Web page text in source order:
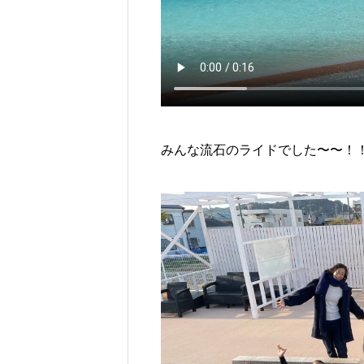
みんな流石のライドでした〜〜！